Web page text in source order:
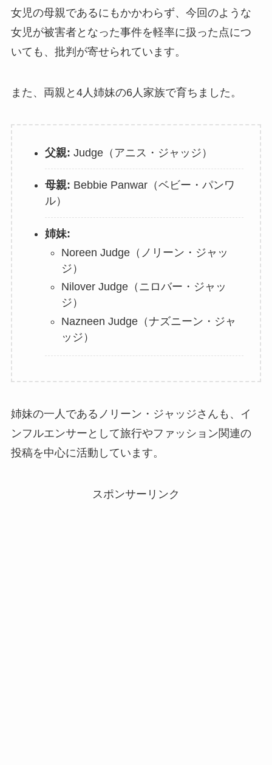
女児の母親であるにもかかわらず、今回のような
女児が被害者となった事件を軽率に扱った点につ
いても、批判が寄せられています。
また、両親と4人姉妹の6人家族で育ちました。
父親: Judge（アニス・ジャッジ）
母親: Bebbie Panwar（ベビー・パンワ
ル）
姉妹:
Noreen Judge（ノリーン・ジャッ
ジ）
Nilover Judge（ニロバー・ジャッ
ジ）
Nazneen Judge（ナズニーン・ジャ
ッジ）
姉妹の一人であるノリーン・ジャッジさんも、イ
ンフルエンサーとして旅行やファッション関連の
投稿を中心に活動しています。
スポンサーリンク